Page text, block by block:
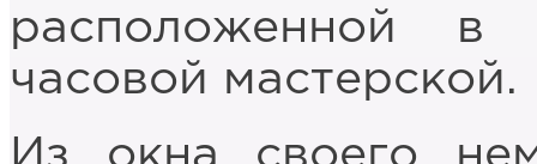
расположенной в
часовой мастерской.
Из окна своего